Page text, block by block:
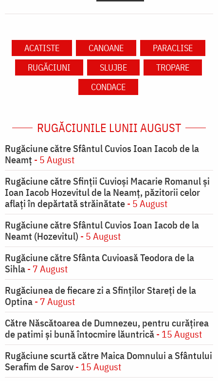
ACATISTE CANOANE
PARACLISE
RUGĂCIUNI
SLUJBE
TROPARE
CONDACE
RUGĂCIUNILE LUNII AUGUST
Rugăciune către Sfântul Cuvios Ioan Iacob de la
Neamț - 5 August
Rugăciune către Sfinții Cuvioși Macarie Romanul și
Ioan Iacob Hozevitul de la Neamț, păzitorii celor
aflați în depărtată străinătate- 5 August
Rugăciune către Sfântul Cuvios Ioan Iacob de la
Neamt (Hozevitul) - 5 August
Rugăciune către Sfânta Cuvioasă Teodora de la
Sihla- 7 August
Rugăciunea de fiecare zi a Sfinților Stareți de la
Optina- 7 August
Către Născătoarea de Dumnezeu, pentru curățirea
de patimi și bună întocmire lăuntrică- 15 August
Rugăciune scurtă către Maica Domnului a Sfântului
Serafim de Sarov- 15 August